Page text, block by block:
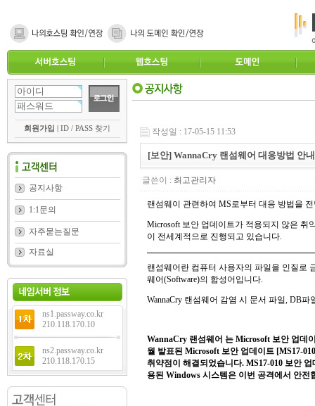
회원가입 | ID / PASS 찾기
공지사항
1:1문의
자주묻는질문
자료실
ns1.passway.co.kr
210.118.170.10
ns2.passway.co.kr
210.118.170.15
작성일 : 17-05-15 11:53
[보안] WannaCry 랜섬웨어 대응방법 안내
글쓴이 : 최고관리자
랜섬웨이 관련하여 MS로부터 대응 방법을
Microsoft 보안 업데이트가 적용되지 않은 취
이 전세계적으로 진행되고 있습니다.
랜섬웨어란 컴퓨터 사용자의 파일을 인질로
웨어(Software)의 합성어입니다.
WannaCry 랜섬웨어 감염 시 문서 파일 , DB파
WannaCry 랜섬웨어 는Microsoft 보안 업데
월 발표된 Microsoft 보안 업데이트 [MS17-
취약점이 해결되었습니다. MS17-010 보안
용된 Windows 시스템은 이번 공격에서 안전